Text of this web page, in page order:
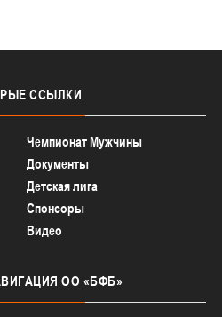
ССЫЛКИ
Чемпионат Мужчины
Документы
Детская лига
Спонсоры
Видео
ОО «БФБ»